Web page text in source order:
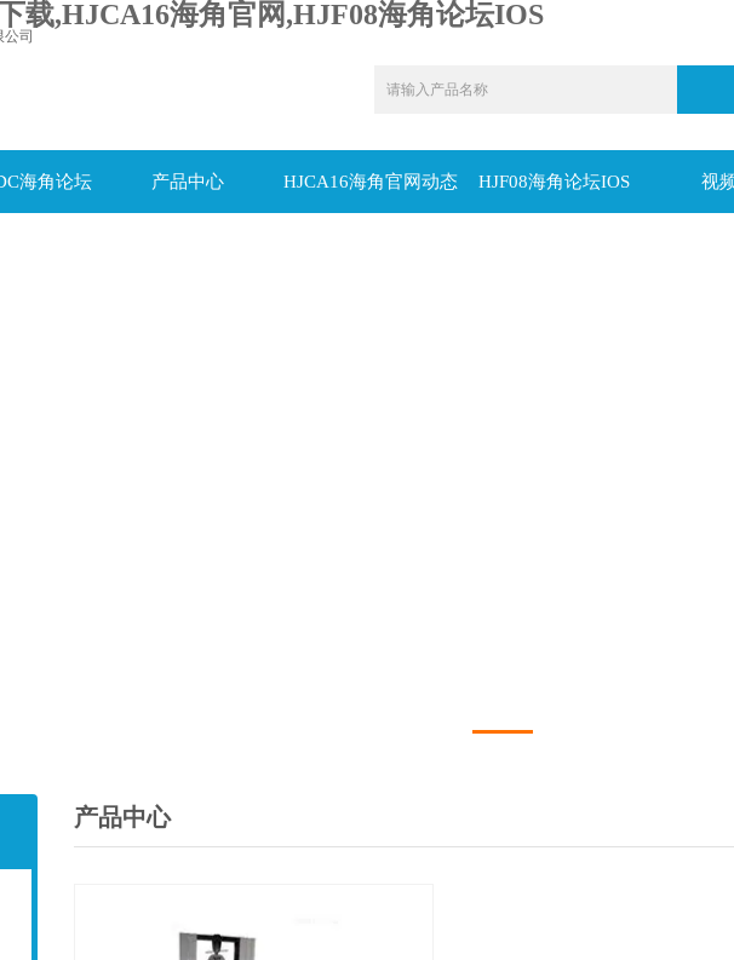
载,HJCA16海角官网,HJF08海角论坛IOS
海角论坛 产品中心 HJCA16海角官网动态 HJF08海角论坛IOS 视
产品中心